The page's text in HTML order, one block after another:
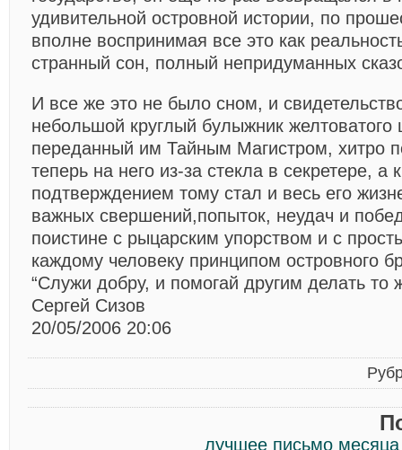
удивительной островной истории, по
вполне воспринимая все это как
странный сон, полный непридуманных
И все же это не было сном, и
небольшой круглый булыжник желтоватого
переданный им Тайным Магистром, хитро
теперь на него из-за стекла в секретере, а
подтверждением тому стал и весь его
важных свершений,попыток, неудач и
поистине с рыцарским упорством и с
каждому человеку принципом островного
“Служи добру, и помогай другим делать то
Сергей Сизов
20/05/2006 20:06
лучшее письмо месяца